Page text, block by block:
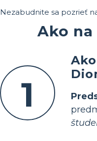
Nezabudnite sa pozrieť
Ako
1